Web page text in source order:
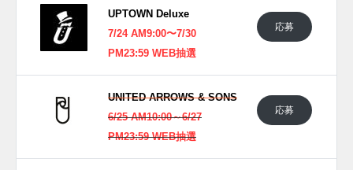
(pic. Salehe Bembury)
UPTOWN Deluxe
7/24 AM9:00〜7/30
PM23:59 WEB抽選
応募
UNITED ARROWS & SONS
6/25 AM10:00～6/27
PM23:59 WEB抽選
応募